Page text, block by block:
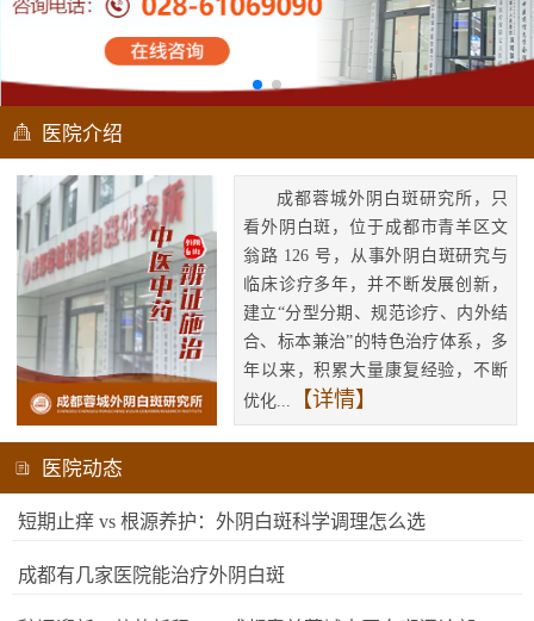
医院介绍
成都蓉城外阴白斑研究所，只
看外阴白斑，位于成都市青羊区文
翁路 126 号，从事外阴白斑研究与
临床诊疗多年，并不断发展创新，
建立“分型分期、规范诊疗、内外结
合、标本兼治”的特色治疗体系，多
年以来，积累大量康复经验，不断
优化...
【详情】
医院动态
短期止痒 vs 根源养护：外阴白斑科学调理怎么选
成都有几家医院能治疗外阴白斑